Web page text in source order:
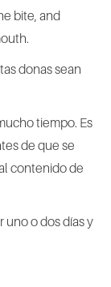
bite, and
donas sean
tiempo. Es
de que se
contenido de
uno o dos días y